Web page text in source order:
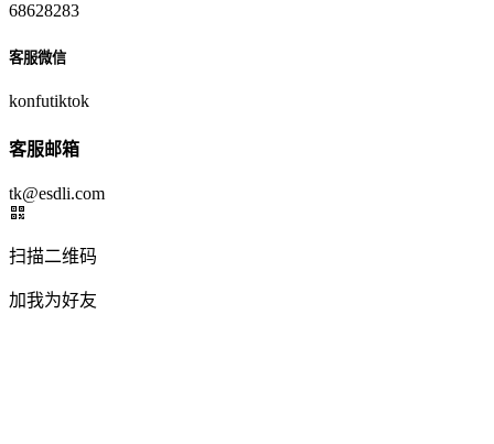
68628283
客服微信
konfutiktok
客服邮箱
tk@esdli.com
扫描二维码
加我为好友